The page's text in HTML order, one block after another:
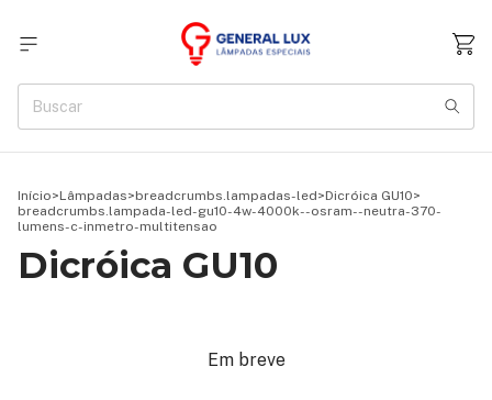
Início>Lâmpadas>breadcrumbs.lampadas-led>Dicróica GU10>
breadcrumbs.lampada-led-gu10-4w-4000k--osram--neutra-370-
lumens-c-inmetro-multitensao
Dicróica GU10
Em breve